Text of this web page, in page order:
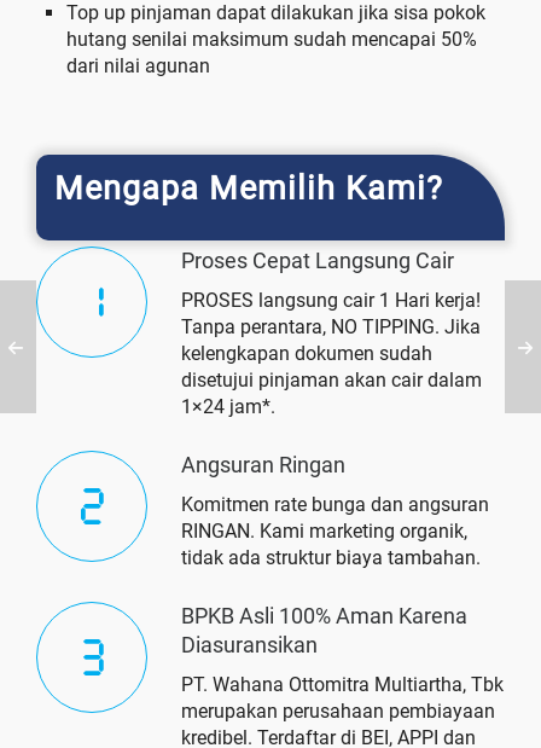
Top up pinjaman dapat dilakukan jika sisa pokok
hutang senilai maksimum sudah mencapai 50%
dari nilai agunan
Mengapa Memilih Kami?
Proses Cepat Langsung Cair
PROSES langsung cair 1 Hari kerja!
Tanpa perantara, NO TIPPING. Jika
kelengkapan dokumen sudah
disetujui pinjaman akan cair dalam
1×24 jam*.
Angsuran Ringan
Komitmen rate bunga dan angsuran
RINGAN. Kami marketing organik,
tidak ada struktur biaya tambahan.
BPKB Asli 100% Aman Karena
Diasuransikan
PT. Wahana Ottomitra Multiartha, Tbk
merupakan perusahaan pembiayaan
kredibel. Terdaftar di BEI, APPI dan